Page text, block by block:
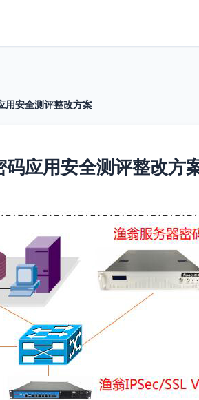
用安全测评整改方案
应用安全测评整改方